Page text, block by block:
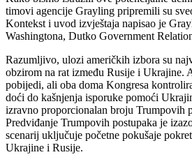
timovi agencije Grayling pripremili su
Kontekst i uvod izvještaja napisao je
Washingtona, Dutko Government
Razumljivo, ulozi američkih izbora su
obzirom na rat između Rusije i Ukrajine.
pobijedi, ali oba doma Kongresa
doći do kašnjenja isporuke pomoći
izravno proporcionalan broju Trumpovih
Predviđanje Trumpovih postupaka je
scenarij uključuje početne pokušaje
Ukrajine i Rusije.